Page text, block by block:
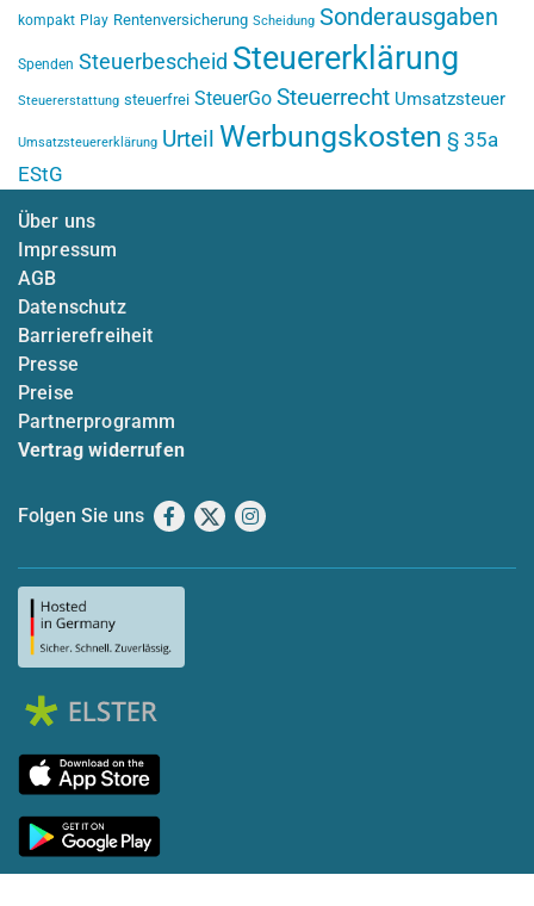
kompakt Play Rentenversicherung Scheidung Sonderausgaben
Spenden Steuerbescheid Steuererklärung
Steuererstattung steuerfrei SteuerGo Steuerrecht Umsatzsteuer
Umsatzsteuererklärung Urteil Werbungskosten § 35a
EStG
Über uns
Impressum
AGB
Datenschutz
Barrierefreiheit
Presse
Preise
Partnerprogramm
Vertrag widerrufen
Folgen Sie uns Facebook
X Instagram